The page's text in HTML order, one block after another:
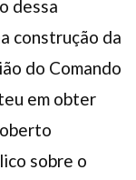
dessa
construção da
do Comando
em obter
sobre o